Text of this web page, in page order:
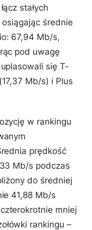
stałych
osiągając średnie
67,94 Mb/s,
pod uwagę
się T-
Mb/s) i Plus
w rankingu
prędkość
Mb/s podczas
do średniej
41,88 Mb/s
mniej
rankingu –